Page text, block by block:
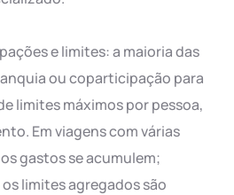
e limites: a maioria das
ou coparticipação para
limites máximos por pessoa,
Em viagens com várias
gastos se acumulem;
limites agregados são